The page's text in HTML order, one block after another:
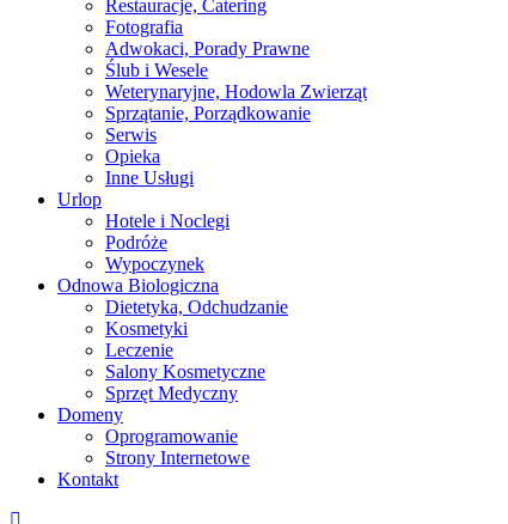
Restauracje, Catering
Fotografia
Adwokaci, Porady Prawne
Ślub i Wesele
Weterynaryjne, Hodowla Zwierząt
Sprzątanie, Porządkowanie
Serwis
Opieka
Inne Usługi
Urlop
Hotele i Noclegi
Podróże
Wypoczynek
Odnowa Biologiczna
Dietetyka, Odchudzanie
Kosmetyki
Leczenie
Salony Kosmetyczne
Sprzęt Medyczny
Domeny
Oprogramowanie
Strony Internetowe
Kontakt